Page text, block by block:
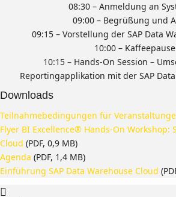
08:30 – Anmeldung an
09:00 – Begrüßung und
09:15 – Vorstellung der SAP Data
10:00 – Kaffeepause
10:15 – Hands-On Session –
Reportingapplikation mit der SAP
Downloads
Teilnahmebedingungen für
Flyer BI Excellence® Hands-On Workshop:
Cloud (PDF, 0,9 MB)
Agenda (PDF, 1,4 MB)
Einführung SAP Data Warehouse Cloud